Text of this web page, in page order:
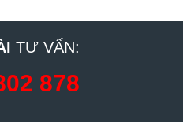
TƯ VẤN:
878